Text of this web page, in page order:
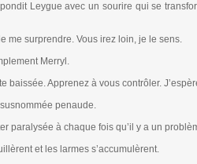
Leygue avec un sourire qui se
me surprendre. Vous irez loin, je le sens.
Merryl.
baissée. Apprenez à vous contrôler.
penaude.
paralysée à chaque fois qu’il y a un
et les larmes s’accumulèrent.